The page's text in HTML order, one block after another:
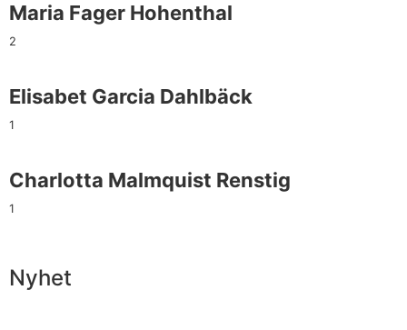
Maria Fager Hohenthal
2
Elisabet Garcia Dahlbäck
1
Charlotta Malmquist Renstig
1
Nyhet